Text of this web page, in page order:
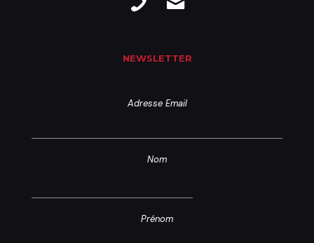
NEWSLETTER
Adresse Email
Nom
Prénom